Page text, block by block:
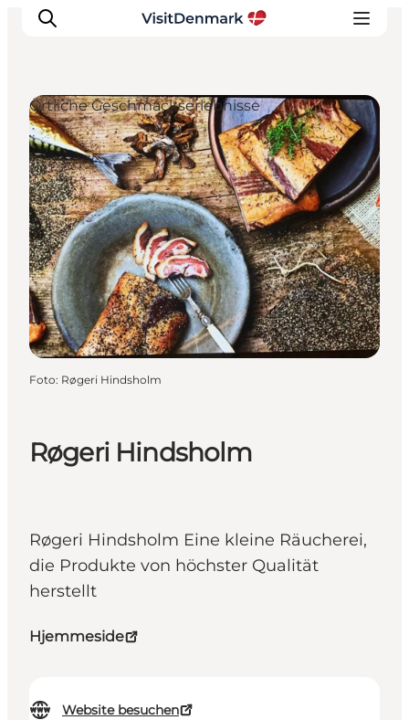
Inspiration
Regionen
Erlebnisse
Unterkünfte
Reiseplanung
Røgeri Hindsholm
Røgeri Hindsholm Eine kleine Räucherei,
die Produkte von höchster Qualität
herstellt
Hjemmeside
Website besuchen
Örtliche Geschmackserlebnisse
Foto: Røgeri Hindsholm